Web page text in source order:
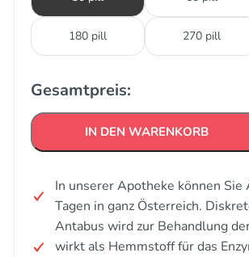
180 pill 270 pill
Gesamtpreis:
IN DEN WARENKORB
In unserer Apotheke können
Tagen in ganz Österreich.
Antabus wird zur Behandlung
wirkt als Hemmstoff für das